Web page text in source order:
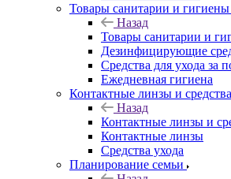
Товары санитарии и гигиены
Назад
Товары санитарии и
Дезинфицирующие
Средства для ухода за
Ежедневная гигиена
Контактные линзы и
Назад
Контактные линзы и
Контактные линзы
Средства ухода
Планирование семьи